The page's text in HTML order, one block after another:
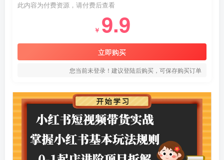
此内容为付费资源，请付费后查看
￥ 9.9
立即购买
您当前未登录！建议登陆后购买，可保存购买订单